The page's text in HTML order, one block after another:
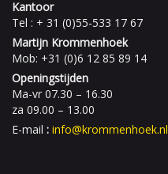
Kantoor
Tel : + 31 (0)55-533 17 67
Martijn Krommenhoek
Mob: +31 (0)6 12 85 89 14
Openingstijden
Ma-vr 07.30 – 16.30
za 09.00 – 13.00
E-mail : info@krommenhoek.nl